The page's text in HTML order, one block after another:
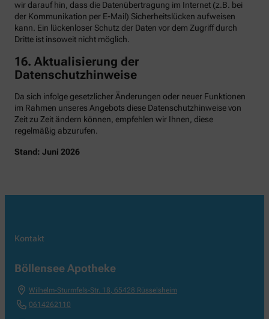
wir darauf hin, dass die Datenübertragung im Internet (z.B. bei
der Kommunikation per E-Mail) Sicherheitslücken aufweisen
kann. Ein lückenloser Schutz der Daten vor dem Zugriff durch
Dritte ist insoweit nicht möglich.
16. Aktualisierung der
Datenschutzhinweise
Da sich infolge gesetzlicher Änderungen oder neuer Funktionen
im Rahmen unseres Angebots diese Datenschutzhinweise von
Zeit zu Zeit ändern können, empfehlen wir Ihnen, diese
regelmäßig abzurufen.
Stand: Juni 2026
Kontakt
Böllensee Apotheke
Wilhelm-Sturmfels-Str. 18, 65428 Rüsselsheim
0614262110